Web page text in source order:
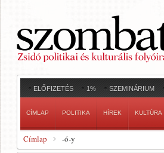
ELŐFIZETÉS 1% SZEMINÁRIUM
CÍMLAP POLITIKA HÍREK KULTÚRA
Címlap -ó-y